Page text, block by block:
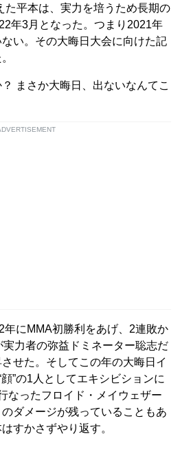
平本は、実力を培うため長期の
年3月となった。つまり2021年
い。その大晦日大会に向けた記
まさか大晦日、出ないなんてこ
にMMA初勝利をあげ、2連敗か
力者の弥益ドミネーター聡志だ
せた。そしてこの年の大晦日イ
”の1人としてエキシビションに
なったフロイド・メイウェザー
ダメージが残っていることもあ
すかさずやり返す。